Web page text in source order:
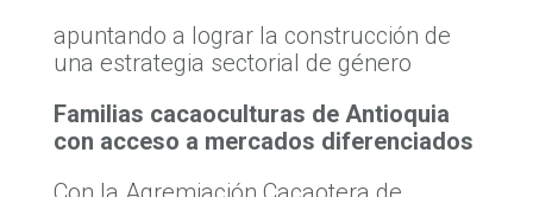
apuntando a lograr la construcción de
una estrategia sectorial de género
Familias cacaoculturas de Antioquia
con acceso a mercados diferenciados